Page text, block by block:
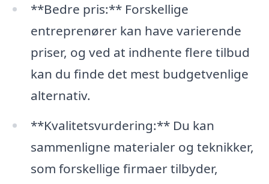
**Bedre pris:** Forskellige
entreprenører kan have varierende
priser, og ved at indhente flere tilbud
kan du finde det mest budgetvenlige
alternativ.
**Kvalitetsvurdering:** Du kan
sammenligne materialer og teknikker,
som forskellige firmaer tilbyder,